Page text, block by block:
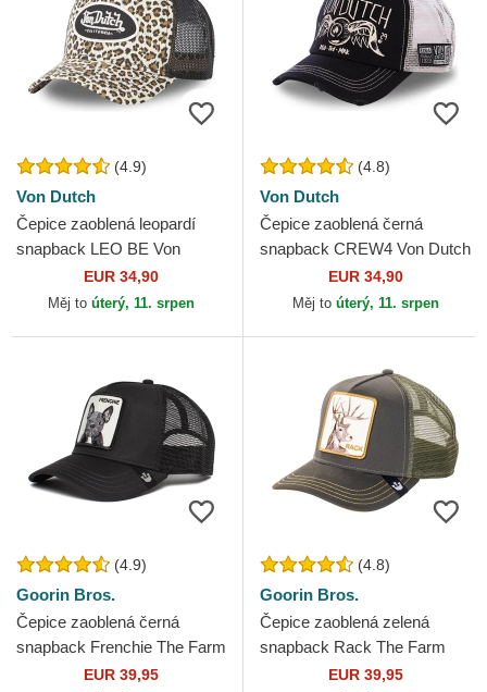
(4.9)
Von Dutch
Čepice zaoblená leopardí
snapback LEO BE Von
EUR 34,90
Měj to úterý, 11. srpen
(4.8)
Von Dutch
Čepice zaoblená černá
snapback CREW4 Von Dutch
EUR 34,90
Měj to úterý, 11. srpen
(4.9)
Goorin Bros.
Čepice zaoblená černá
snapback Frenchie The Farm
Goorin Bros.EUR 39,95
(4.8)
Goorin Bros.
Čepice zaoblená zelená
snapback Rack The Farm
Goorin Bros.EUR 39,95